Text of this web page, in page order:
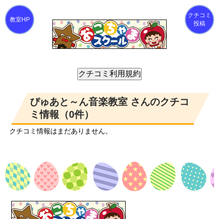
クチコミ
投稿
ぴゅあと～ん音楽教室 さんのクチコ
ミ情報（0件）
クチコミ情報はまだありません。